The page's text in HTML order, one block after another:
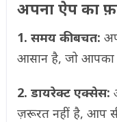
अपना ऐप का
1. समय की बचत:
आसान है, जो आपका
2. डायरेक्ट एक्सेस:
ज़रूरत नहीं है, आप